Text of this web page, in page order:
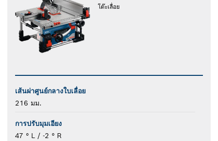
โต๊ะเลื่อย
เส้นผ่าศูนย์กลางใบเลื่อย
216 มม.
การปรับมุมเอียง
47 ° L / -2 ° R